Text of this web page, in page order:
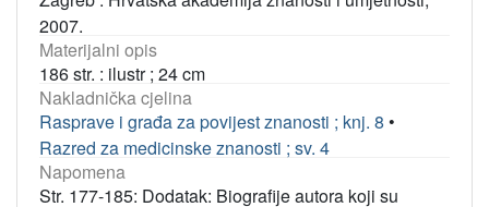
2007.
Materijalni opis
186 str. : ilustr ; 24 cm
Nakladnička cjelina
Rasprave i građa za povijest znanosti ; knj. 8 •
Razred za medicinske znanosti ; sv. 4
Napomena
Str. 177-185: Dodatak: Biografije autora koji su